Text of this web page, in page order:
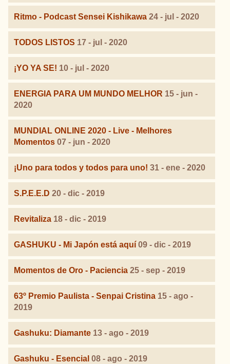
Ritmo - Podcast Sensei Kishikawa 24 - jul - 2020
TODOS LISTOS 17 - jul - 2020
¡YO YA SE! 10 - jul - 2020
ENERGIA PARA UM MUNDO MELHOR 15 - jun -
2020
MUNDIAL ONLINE 2020 - Live - Melhores
Momentos 07 - jun - 2020
¡Uno para todos y todos para uno! 31 - ene - 2020
S.P.E.E.D 20 - dic - 2019
Revitaliza 18 - dic - 2019
GASHUKU - Mi Japón está aquí 09 - dic - 2019
Momentos de Oro - Paciencia 25 - sep - 2019
63º Premio Paulista - Senpai Cristina 15 - ago -
2019
Gashuku: Diamante 13 - ago - 2019
Gashuku - Esencial 08 - ago - 2019